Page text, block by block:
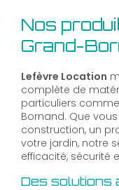
Nos
Grand-
Lefèvre Location
complète de
particuliers
Bornand. Que
construction, un
votre jardin, notre
efficacité, sécurité
Des solutions